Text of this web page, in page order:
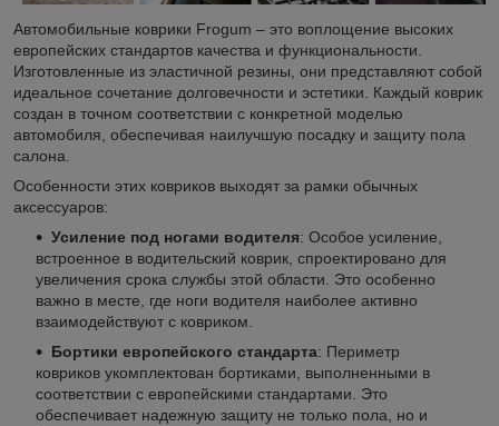
Автомобильные коврики Frogum – это воплощение высоких
европейских стандартов качества и функциональности.
Изготовленные из эластичной резины, они представляют собой
идеальное сочетание долговечности и эстетики. Каждый коврик
создан в точном соответствии с конкретной моделью
автомобиля, обеспечивая наилучшую посадку и защиту пола
салона.
Особенности этих ковриков выходят за рамки обычных
аксессуаров:
Усиление под ногами водителя: Особое усиление,
встроенное в водительский коврик, спроектировано для
увеличения срока службы этой области. Это особенно
важно в месте, где ноги водителя наиболее активно
взаимодействуют с ковриком.
Бортики европейского стандарта: Периметр
ковриков укомплектован бортиками, выполненными в
соответствии с европейскими стандартами. Это
обеспечивает надежную защиту не только пола, но и